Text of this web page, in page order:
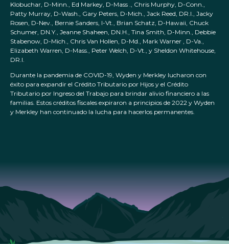
Klobuchar, D-Minn., Ed Markey, D-Mass ., Chris Murphy, D-Conn.,
Patty Murray, D-Wash., Gary Peters, D-Mich., Jack Reed, DR.I., Jacky
Rosen, D-Nev., Bernie Sanders, I-Vt., Brian Schatz, D-Hawaii, Chuck
Schumer, DN.Y., Jeanne Shaheen, DN.H., Tina Smith, D-Minn., Debbie
Stabenow, D-Mich., Chris Van Hollen, D-Md., Mark Warner , D-Va.,
Elizabeth Warren, D-Mass., Peter Welch, D-Vt., y Sheldon Whitehouse,
DR.I.
Durante la pandemia de COVID-19, Wyden y Merkley lucharon con
éxito para expandir el Crédito Tributario por Hijos y el Crédito
Tributario por Ingreso del Trabajo para brindar alivio financiero a las
familias. Estos créditos fiscales expiraron a principios de 2022 y Wyden
y Merkley han continuado la lucha para hacerlos permanentes.